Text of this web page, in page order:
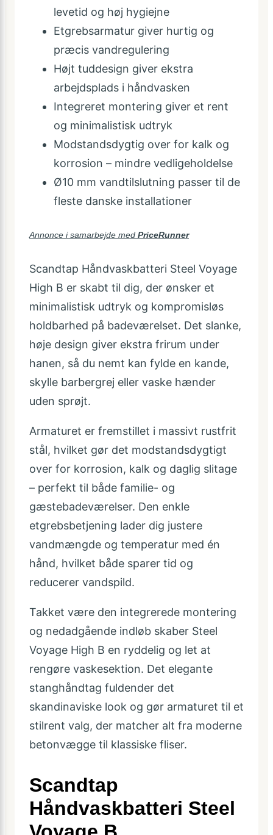
levetid og høj hygiejne
Etgrebsarmatur giver hurtig og
præcis vandregulering
Højt tuddesign giver ekstra
arbejdsplads i håndvasken
Integreret montering giver et rent
og minimalistisk udtryk
Modstandsdygtig over for kalk og
korrosion – mindre vedligeholdelse
Ø10 mm vandtilslutning passer til de
fleste danske installationer
Annonce i samarbejde med PriceRunner
Scandtap Håndvaskbatteri Steel Voyage
High B er skabt til dig, der ønsker et
minimalistisk udtryk og kompromisløs
holdbarhed på badeværelset. Det slanke,
høje design giver ekstra frirum under
hanen, så du nemt kan fylde en kande,
skylle barbergrej eller vaske hænder
uden sprøjt.
Armaturet er fremstillet i massivt rustfrit
stål, hvilket gør det modstandsdygtigt
over for korrosion, kalk og daglig slitage
– perfekt til både familie- og
gæstebadeværelser. Den enkle
etgrebsbetjening lader dig justere
vandmængde og temperatur med én
hånd, hvilket både sparer tid og
reducerer vandspild.
Takket være den integrerede montering
og nedadgående indløb skaber Steel
Voyage High B en ryddelig og let at
rengøre vaskesektion. Det elegante
stanghåndtag fuldender det
skandinaviske look og gør armaturet til et
stilrent valg, der matcher alt fra moderne
betonvægge til klassiske fliser.
Scandtap
Håndvaskbatteri Steel